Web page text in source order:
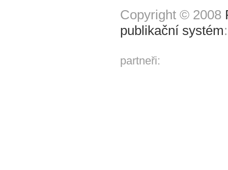
Copyright © 2008
publikační systém
partneři: